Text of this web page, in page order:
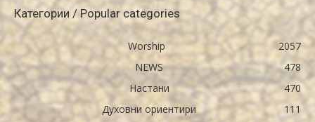
Категории / Popular categories
Worship
2057
NEWS
478
Настани
470
Духовни ориентири
111